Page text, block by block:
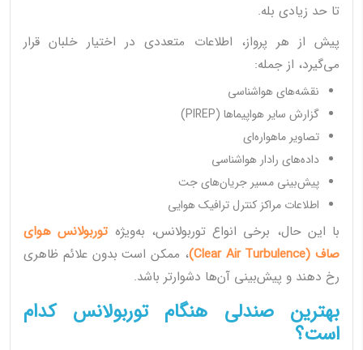
تا حد زیادی بله.
پیش از هر پرواز، اطلاعات متعددی در اختیار خلبان قرار
می‌گیرد، از جمله:
نقشه‌های هواشناسی
گزارش سایر هواپیماها (PIREP)
تصاویر ماهواره‌ای
داده‌های رادار هواشناسی
پیش‌بینی مسیر جریان‌های جت
اطلاعات مراکز کنترل ترافیک هوایی
با این حال، برخی انواع توربولانس، به‌ویژه توربولانس هوای
صاف (Clear Air Turbulence)
، ممکن است بدون علائم ظاهری
رخ دهند و پیش‌بینی آن‌ها دشوارتر باشد.
بهترین صندلی هنگام توربولانس کدام
است؟